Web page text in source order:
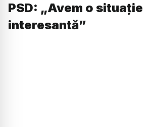
PSD: „Avem o situație
interesantă”